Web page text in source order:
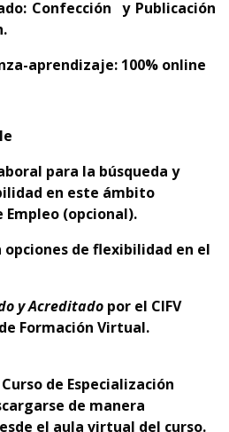
Confección y Publicación
aprendizaje: 100% online
para la búsqueda y
en este ámbito
Empleo (opcional).
de flexibilidad en el
y Acreditado por el CIFV
Formación Virtual.
de Especialización
de manera
el aula virtual del curso.